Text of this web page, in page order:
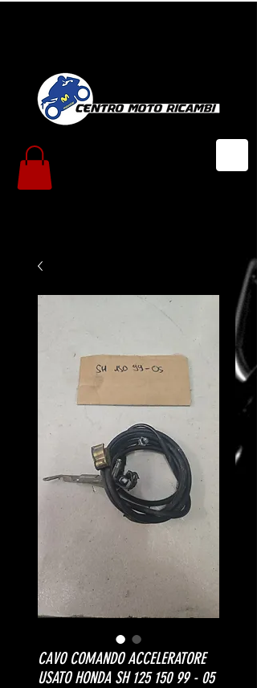
CAVO COMANDO ACCELERATORE
USATO HONDA SH 125 150 99 - 05